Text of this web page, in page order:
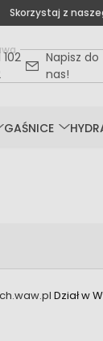
Skorzystaj z
102
Napisz do
nas!
GAŚNICE
Dział w